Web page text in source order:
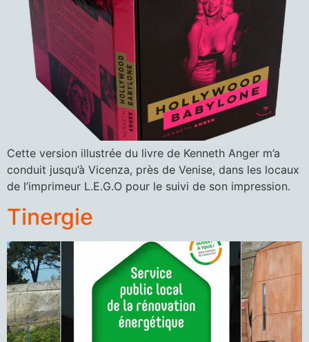
Cette version illustrée du livre de Kenneth Anger m’a
conduit jusqu’à Vicenza, près de Venise, dans les locaux
de l’imprimeur L.E.G.O pour le suivi de son impression.
Tinergie